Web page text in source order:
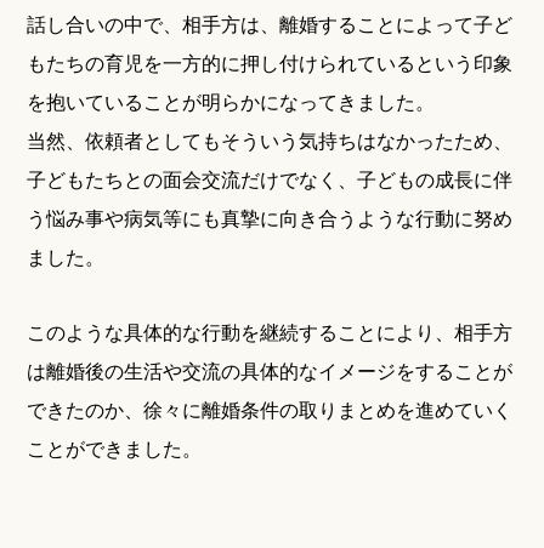
話し合いの中で、相手方は、離婚することによって子ど
もたちの育児を一方的に押し付けられているという印象
を抱いていることが明らかになってきました。
当然、依頼者としてもそういう気持ちはなかったため、
子どもたちとの面会交流だけでなく、子どもの成長に伴
う悩み事や病気等にも真摯に向き合うような行動に努め
ました。
このような具体的な行動を継続することにより、相手方
は離婚後の生活や交流の具体的なイメージをすることが
できたのか、徐々に離婚条件の取りまとめを進めていく
ことができました。